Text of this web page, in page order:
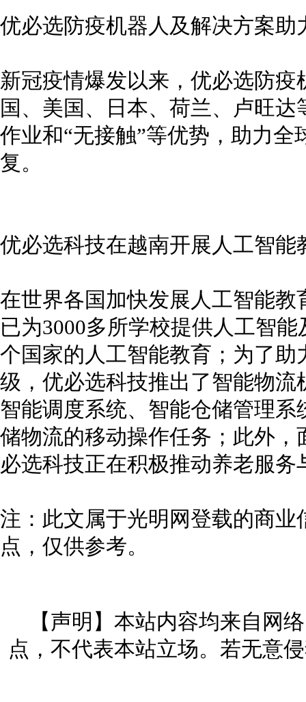
优必选防疫机器人及解决方案助
新冠疫情爆发以来，优必选防
国、美国、日本、荷兰、卢旺
作业和“无接触”等优势，助力
复。
优必选科技在越南开展人工智能
在世界各国加快发展人工智能
已为3000多所学校提供人工智
个国家的人工智能教育；为了
级，优必选科技推出了智能物
智能调度系统、智能仓储管理
储物流的移动操作任务；此外
必选科技正在积极推动养老服
注：此文属于光明网登载的商
点，仅供参考。
【声明】本站内容均来自网
点，不代表本站立场。若无意